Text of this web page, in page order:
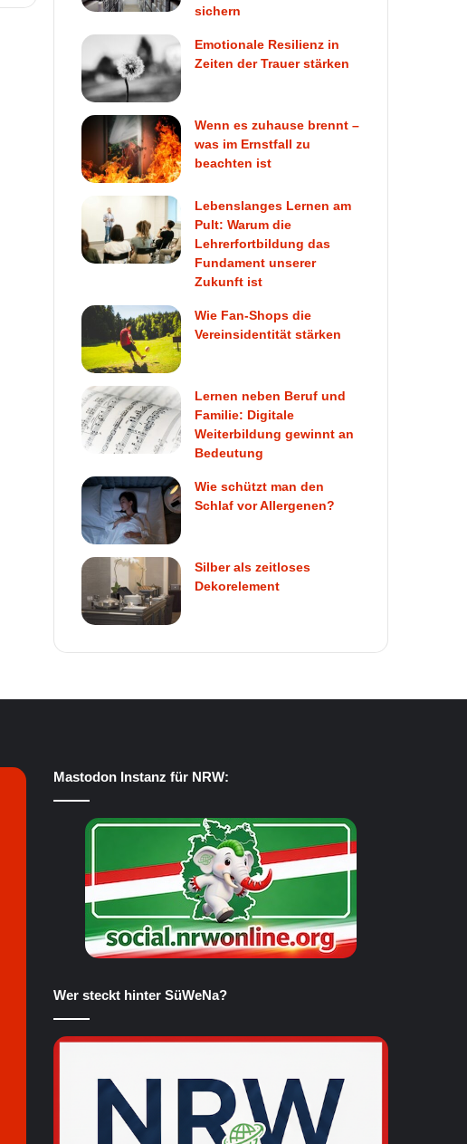
sichern
Emotionale Resilienz in
Zeiten der Trauer stärken
Wenn es zuhause brennt –
was im Ernstfall zu
beachten ist
Lebenslanges Lernen am
Pult: Warum die
Lehrerfortbildung das
Fundament unserer
Zukunft ist
Wie Fan-Shops die
Vereinsidentität stärken
Lernen neben Beruf und
Familie: Digitale
Weiterbildung gewinnt an
Bedeutung
Wie schützt man den
Schlaf vor Allergenen?
Silber als zeitloses
Dekorelement
Mastodon Instanz für NRW:
Wer steckt hinter SüWeNa?